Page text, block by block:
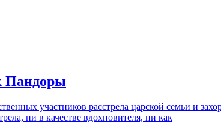
Пандоры
участников расстрела царской семьи и
ни в качестве вдохновителя, ни как